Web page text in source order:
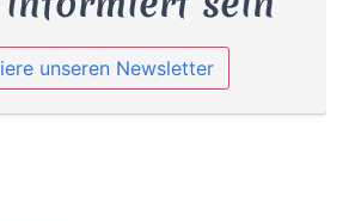
unseren Newsletter